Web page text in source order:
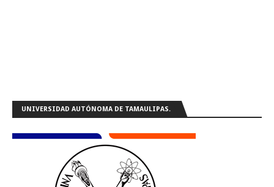
UNIVERSIDAD AUTÓNOMA DE TAMAULIPAS.